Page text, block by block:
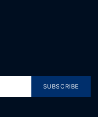
SUBSCRIBE